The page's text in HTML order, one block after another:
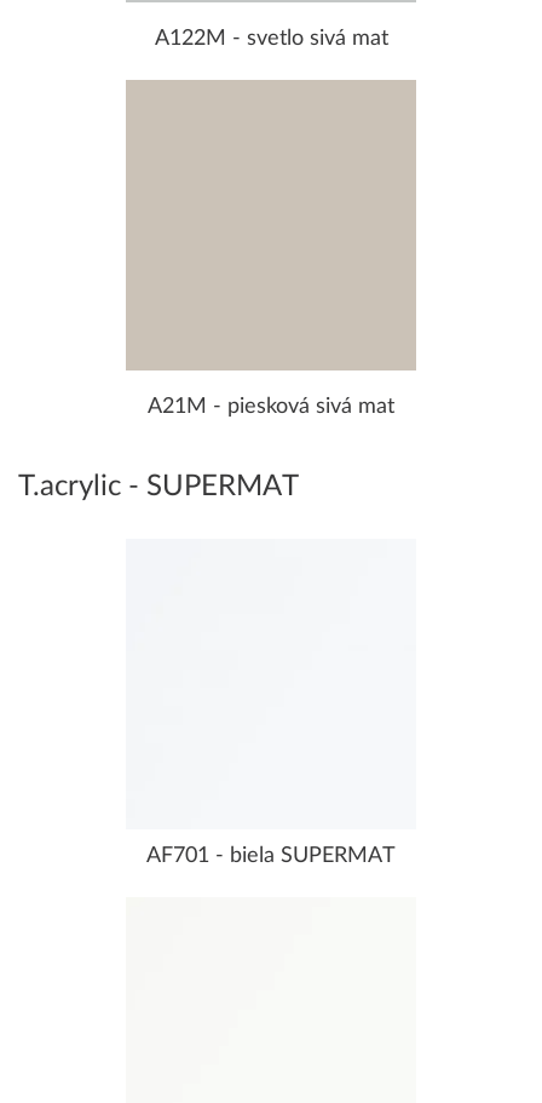
A122M - svetlo sivá mat
A21M - piesková sivá mat
T.acrylic - SUPERMAT
AF701 - biela SUPERMAT